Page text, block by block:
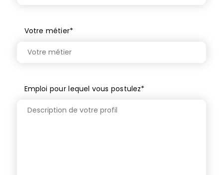
Votre métier*
Emploi pour lequel vous postulez*